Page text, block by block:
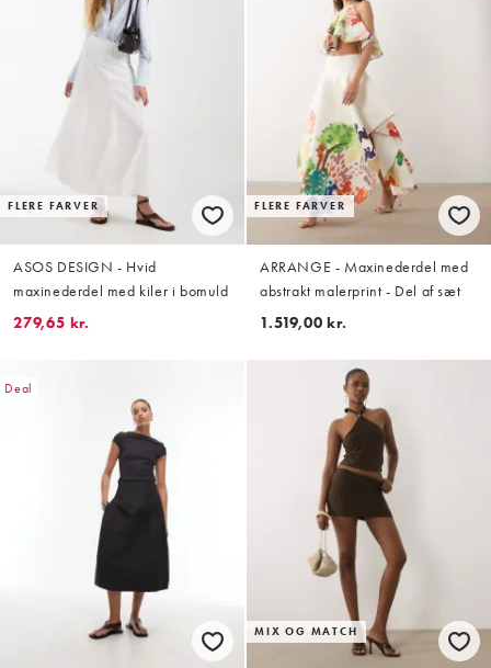
FLERE FARVER
ASOS DESIGN - Hvid
maxinederdel med kiler i bomuld
279,65 kr.
FLERE FARVER
ARRANGE - Maxinederdel med
abstrakt malerprint - Del af sæt
1.519,00 kr.
Deal
MIX OG MATCH